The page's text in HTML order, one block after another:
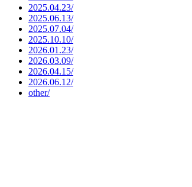
2025.04.23/
2025.06.13/
2025.07.04/
2025.10.10/
2026.01.23/
2026.03.09/
2026.04.15/
2026.06.12/
other/